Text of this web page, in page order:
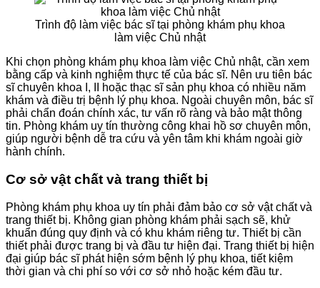
Trình độ làm việc bác sĩ tại phòng khám phụ khoa
làm việc Chủ nhật
Khi chọn phòng khám phụ khoa làm việc Chủ nhật, cần xem
bằng cấp và kinh nghiệm thực tế của bác sĩ. Nên ưu tiên bác
sĩ chuyên khoa I, II hoặc thạc sĩ sản phụ khoa có nhiều năm
khám và điều trị bệnh lý phụ khoa. Ngoài chuyên môn, bác sĩ
phải chẩn đoán chính xác, tư vấn rõ ràng và bảo mật thông
tin. Phòng khám uy tín thường công khai hồ sơ chuyên môn,
giúp người bệnh dễ tra cứu và yên tâm khi khám ngoài giờ
hành chính.
Cơ sở vật chất và trang thiết bị
Phòng khám phụ khoa uy tín phải đảm bảo cơ sở vật chất và
trang thiết bị. Không gian phòng khám phải sạch sẽ, khử
khuẩn đúng quy định và có khu khám riêng tư. Thiết bị cần
thiết phải được trang bị và đầu tư hiện đại. Trang thiết bị hiện
đại giúp bác sĩ phát hiện sớm bệnh lý phụ khoa, tiết kiệm
thời gian và chi phí so với cơ sở nhỏ hoặc kém đầu tư.